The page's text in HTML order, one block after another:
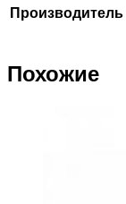
Производитель
Похожие